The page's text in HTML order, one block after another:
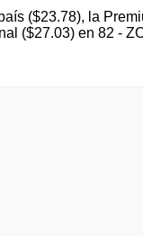
($23.78), la
($27.03) en 82 -